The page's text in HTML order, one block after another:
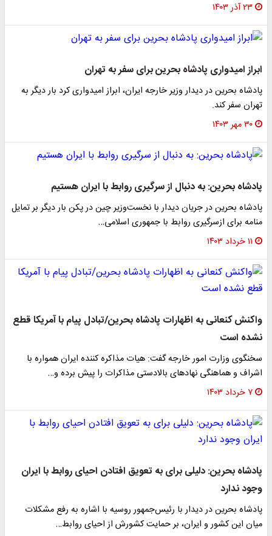
۲۳ آذر ۱۴۰۳
ابراز امیدواری پادشاه بحرین برای سفر به تهران
پادشاه بحرین در دیدار وزیر خارجه ایران، ابراز امیدواری کرد بار دیگر به
تهران سفر کند.
۳۰ مهر ۱۴۰۳
پادشاه بحرین: به دنبال از سرگیری روابط با ایران هستیم
پادشاه بحرین در جریان دیدار با نخست‌وزیر چین در پکن بار دیگر بر تمایل
منامه برای ازسرگیری روابط با جمهوری اسلامی…
۱۱ خرداد ۱۴۰۳
واکنش کنعانی به اظهارات پادشاه بحرین/تبادل پیام با آمریکا قطع
نشده است
سخنگوی وزارت امور خارجه گفت: هیات مذاکره کننده ایران همواره با
اشراف و هماهنگی نهادهای بالادستی مذاکرات را پیش برده و…
۷ خرداد ۱۴۰۳
پادشاه بحرین: دلیلی برای به تعویق افتادن احیای روابط با ایران
وجود ندارد
پادشاه بحرین در دیدار با رئیس‌جمهور روسیه با اشاره به رفع مشکلات
میان این کشور و ایران، بر حمایت کشورش از احیای روابط…